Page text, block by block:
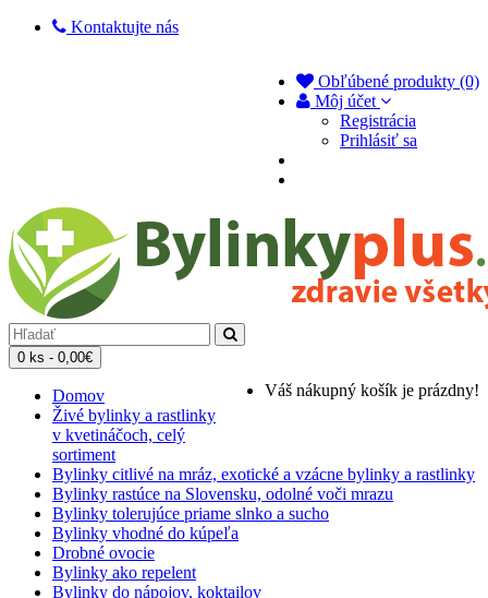
Kontaktujte nás
Obľúbené produkty (0)
Môj účet
Registrácia
Prihlásiť sa
0 ks - 0,00€
Váš nákupný košík je prázdny!
Domov
Živé bylinky a rastlinky
v kvetináčoch, celý
sortiment
Bylinky citlivé na mráz, exotické a vzácne bylinky a rastlinky
Bylinky rastúce na Slovensku, odolné voči mrazu
Bylinky tolerujúce priame slnko a sucho
Bylinky vhodné do kúpeľa
Drobné ovocie
Bylinky ako repelent
Bylinky do nápojov, koktailov